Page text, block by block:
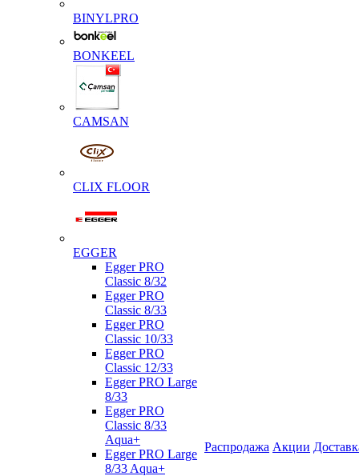
BINYLPRO
BONKEEL
CAMSAN
CLIX FLOOR
EGGER
Egger PRO
Classic 8/32
Egger PRO
Classic 8/33
Egger PRO
Classic 10/33
Egger PRO
Classic 12/33
Egger PRO Large
8/33
Egger PRO
Classic 8/33
Aqua+
Egger PRO Large
8/33 Aqua+
Распродажа Акции